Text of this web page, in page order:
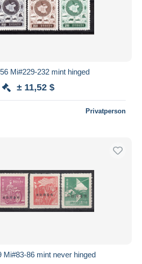
Mi#229-232 mint hinged
± 11,52 $
Privatperson
Mi#83-86 mint never hinged